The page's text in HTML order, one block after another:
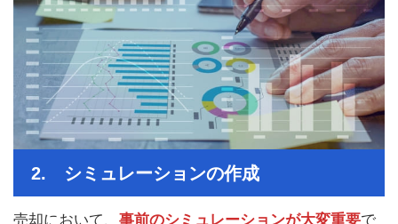
2. シミュレーションの作成
売却において、 事前のシミュレーションが大変重要で